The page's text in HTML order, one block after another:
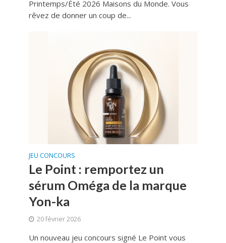
Printemps/Été 2026 Maisons du Monde. Vous
rêvez de donner un coup de...
JEU CONCOURS
Le Point : remportez un
sérum Oméga de la marque
Yon-ka
20 février 2026
Un nouveau jeu concours signé Le Point vous